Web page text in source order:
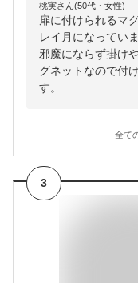
桃実さん(50代・女性)
扉に付けられるマ
レイ月になってい
邪魔にならず掛け
グネットなので付
す。
全て
3